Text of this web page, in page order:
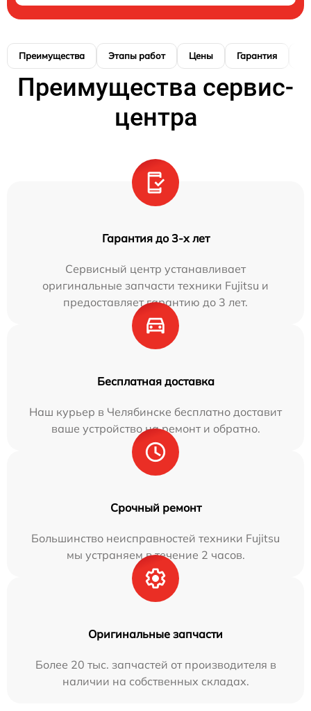
Преимущества Этапы работ Цены Гарантия
Преимущества сервис-
центра
Гарантия до 3-х лет
Сервисный центр устанавливает
оригинальные запчасти техники Fujitsu и
предоставляет гарантию до 3 лет.
Бесплатная доставка
Наш курьер в Челябинске бесплатно доставит
ваше устройство на ремонт и обратно.
Срочный ремонт
Большинство неисправностей техники Fujitsu
мы устраняем в течение 2 часов.
Оригинальные запчасти
Более 20 тыс. запчастей от производителя в
наличии на собственных складах.